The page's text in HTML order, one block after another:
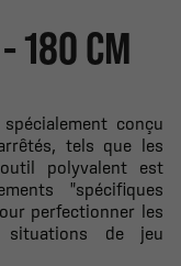
180 CM
conçu
tels que les
polyvalent est
"spécifiques
perfectionner les
situations de jeu